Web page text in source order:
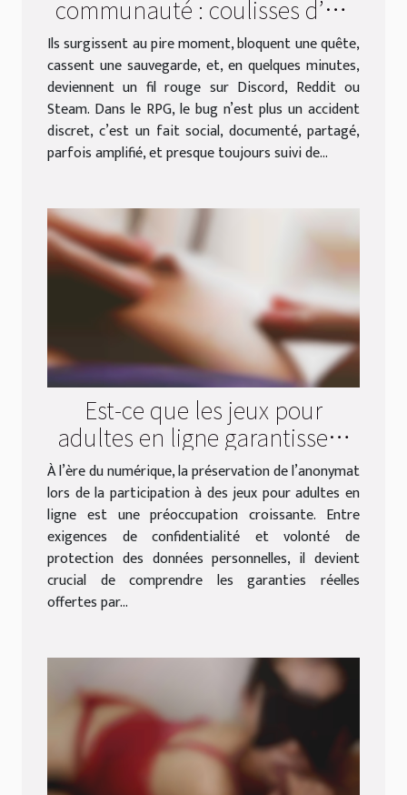
communauté : coulisses d’un
patch rpg
Ils surgissent au pire moment, bloquent une quête,
cassent une sauvegarde, et, en quelques minutes,
deviennent un fil rouge sur Discord, Reddit ou
Steam. Dans le RPG, le bug n’est plus un accident
discret, c’est un fait social, documenté, partagé,
parfois amplifié, et presque toujours suivi de...
Est-ce que les jeux pour
adultes en ligne garantissent
l'anonymat des utilisateurs ?
À l’ère du numérique, la préservation de l’anonymat
lors de la participation à des jeux pour adultes en
ligne est une préoccupation croissante. Entre
exigences de confidentialité et volonté de
protection des données personnelles, il devient
crucial de comprendre les garanties réelles
offertes par...